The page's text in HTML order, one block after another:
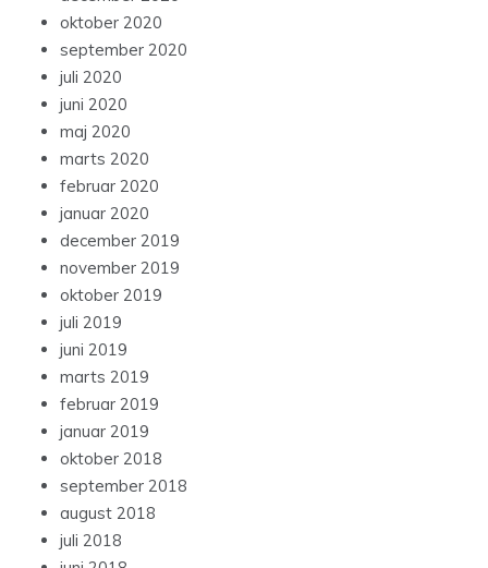
oktober 2020
september 2020
juli 2020
juni 2020
maj 2020
marts 2020
februar 2020
januar 2020
december 2019
november 2019
oktober 2019
juli 2019
juni 2019
marts 2019
februar 2019
januar 2019
oktober 2018
september 2018
august 2018
juli 2018